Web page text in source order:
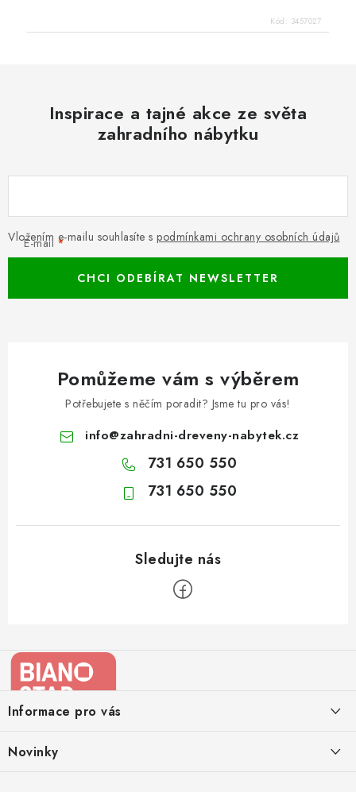
Kód: 3457027
Inspirace a tajné akce ze světa
zahradního nábytku
E-mail
Vložením e-mailu souhlasíte s podmínkami ochrany osobních údajů
CHCI ODEBÍRAT NEWSLETTER
Pomůžeme vám s výběrem
Potřebujete s něčím poradit? Jsme tu pro vás!
info@zahradni-dreveny-nabytek.cz
731 650 550
731 650 550
aInformace pro vás
Kontakty
Novinky